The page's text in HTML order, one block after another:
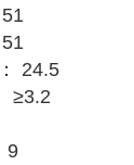
51
51
：
24.5
≥3.2
9